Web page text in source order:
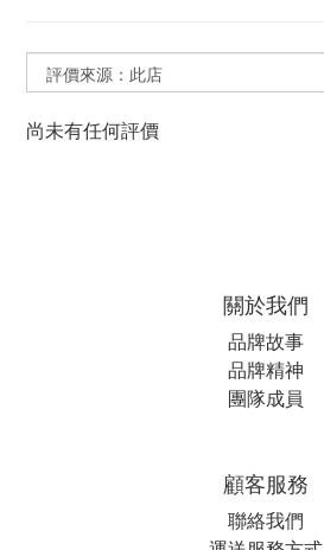
尚未有任何評價
關於我們
品牌故事
品牌精神
團隊成員
顧客服務
聯絡我們